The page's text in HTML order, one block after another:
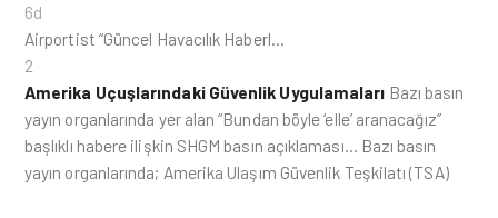
6d
Airportist “Güncel Havacılık Haberl…
2
Amerika Uçuşlarındaki Güvenlik Uygulamaları Bazı basın
yayın organlarında yer alan “Bundan böyle ‘elle’ aranacağız”
başlıklı habere ilişkin SHGM basın açıklaması… Bazı basın
yayın organlarında; Amerika Ulaşım Güvenlik Teşkilatı (TSA)